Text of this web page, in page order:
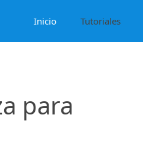
Inicio Tutoriales
para